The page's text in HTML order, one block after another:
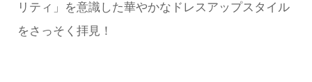
リティ」を意識した華やかなドレスアップスタイル
をさっそく拝見！